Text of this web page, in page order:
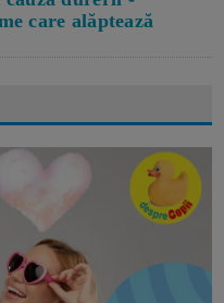
care alăptează